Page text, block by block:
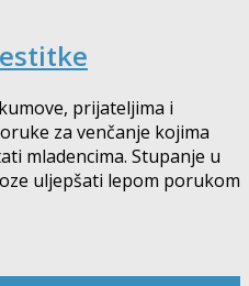
prijateljima i
za venčanje kojima
mladencima. Stupanje u
uljepšati lepom porukom